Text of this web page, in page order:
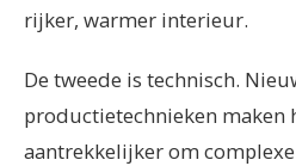
rijker, warmer interieur.
De tweede is technisch.
productietechnieken maken
aantrekkelijker om